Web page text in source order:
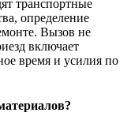
транспортные
определение
Вызов не
включает
время и усилия по